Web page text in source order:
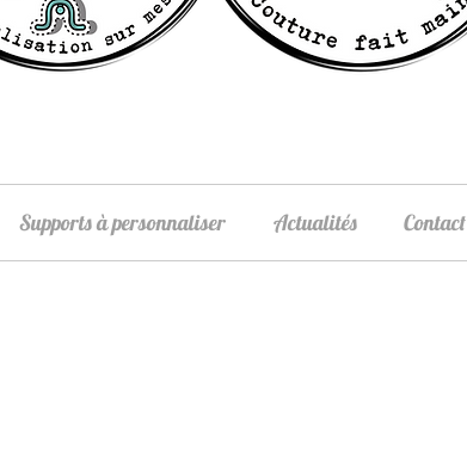
Supports à personnaliser Actualités Contact